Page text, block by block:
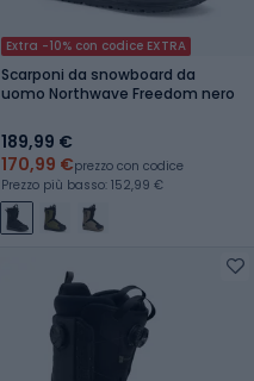
Extra -10% con codice EXTRA
Scarponi da snowboard da
uomo Northwave Freedom nero
189,99 €
170,99 €prezzo con codice
Prezzo più basso: 152,99 €